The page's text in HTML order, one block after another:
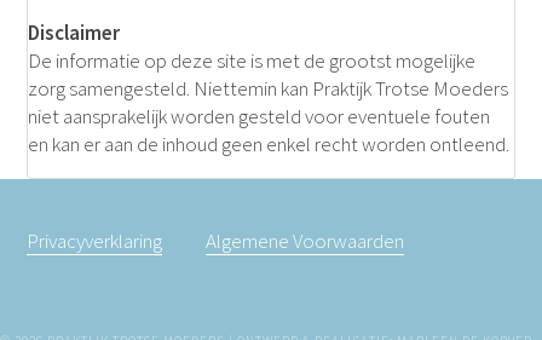
Disclaimer
De informatie op deze site is met de grootst mogelijke
zorg samengesteld. Niettemin kan Praktijk Trotse Moeders
niet aansprakelijk worden gesteld voor eventuele fouten
en kan er aan de inhoud geen enkel recht worden ontleend.
Privacyverklaring Algemene Voorwaarden